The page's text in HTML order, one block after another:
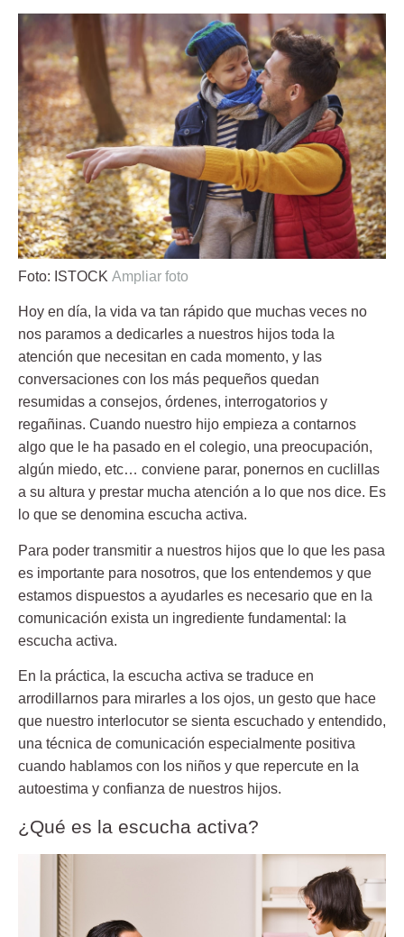
Foto: ISTOCK Ampliar foto
Hoy en día, la vida va tan rápido que muchas veces no
nos paramos a dedicarles a nuestros hijos toda la
atención que necesitan en cada momento, y las
conversaciones con los más pequeños quedan
resumidas a consejos, órdenes, interrogatorios y
regañinas. Cuando nuestro hijo empieza a contarnos
algo que le ha pasado en el colegio, una preocupación,
algún miedo, etc… conviene parar, ponernos en cuclillas
a su altura y prestar mucha atención a lo que nos dice. Es
lo que se denomina escucha activa.
Para poder transmitir a nuestros hijos que lo que les pasa
es importante para nosotros, que los entendemos y que
estamos dispuestos a ayudarles es necesario que en la
comunicación exista un ingrediente fundamental: la
escucha activa.
En la práctica, la escucha activa se traduce en
arrodillarnos para mirarles a los ojos, un gesto que hace
que nuestro interlocutor se sienta escuchado y entendido,
una técnica de comunicación especialmente positiva
cuando hablamos con los niños y que repercute en la
autoestima y confianza de nuestros hijos.
¿Qué es la escucha activa?